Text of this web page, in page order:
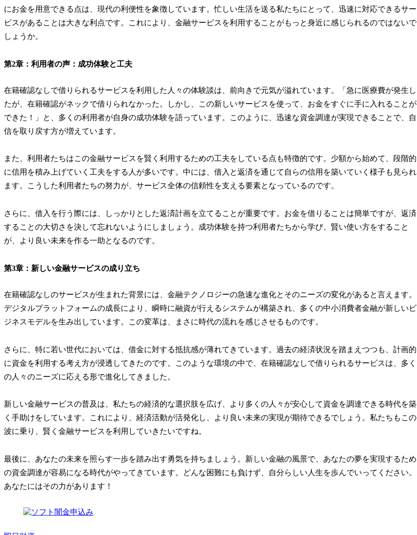
にお金を用意できる点は、現代の利便性を象徴しています。忙しい生活を送る私たちにとって、迅速に対応できるサー
ビスがあることは大きな利点です。これにより、金融サービスを利用することがもっと身近に感じられるのではないで
しょうか。
第2章：利用者の声：成功体験と工夫
在籍確認なしで借りられるサービスを利用した人々の体験談は、前向きで元気が溢れています。「急に医療費が発生し
たが、在籍確認がネックで借りられなかった。しかし、この新しいサービスを使って、お金をすぐに手に入れることが
できた！」と、多くの利用者が自身の成功体験を語っています。このように、迅速な資金調達が実現できることで、自
信を取り戻す方が増えています。
また、利用者たちはこの金融サービスを賢く利用するための工夫をしている点も特徴的です。少額から始めて、段階的
に信用を積み上げていく工夫をする人が多いです。中には、借入と返済を通じて自らの信用を築いていく様子も見られ
ます。こうした利用者たちの努力が、サービス全体の信頼性を支える要素となっているのです。
さらに、借入を行う際には、しっかりとした返済計画を立てることが重要です。お金を借りることは簡単ですが、返済
することの大切さを決して忘れないようにしましょう。成功体験を持つ利用者たちから学び、賢い使い方をすること
が、より良い未来を作る一助となるのです。
第3章：新しい金融サービスの成り立ち
在籍確認なしのサービスが生まれた背景には、金融テクノロジーの急速な進化とそのニーズの変化があると言えます。
デジタルプラットフォームの成長により、瞬時に融資が行えるシステムが構築され、多くの中小消費者金融が新しいビ
ジネスモデルを生み出しています。この変革は、まさに時代の流れを感じさせるものです。
さらに、特に若い世代においては、借金に対する抵抗感が薄れてきています。過去の経済状況を踏まえつつも、計画的
に資金を利用する考え方が浸透してきたのです。このような環境の中で、在籍確認なしで借りられるサービスは、多く
の人々のニーズに応える形で進化してきました。
新しい金融サービスの普及は、私たちの経済的な選択肢を広げ、より多くの人々が安心して資金を調達できる時代を築
く手助けをしています。これにより、経済活動が活発化し、より良い未来の実現が期待できるでしょう。私たちもこの
波に乗り、賢く金融サービスを利用していきたいですね。
最後に、あなたの未来を照らす一歩を踏み出す勇気を持ちましょう。新しい金融の風景で、あなたの夢を実現するため
の資金調達が容易になる時代がやってきています。どんな困難にも負けず、自分らしい人生を歩んでいってください。
あなたにはその力があります！